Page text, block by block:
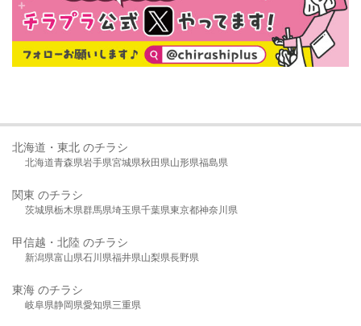
北海道・東北 のチラシ
北海道青森県岩手県宮城県秋田県山形県福島県
関東 のチラシ
茨城県栃木県群馬県埼玉県千葉県東京都神奈川県
甲信越・北陸 のチラシ
新潟県富山県石川県福井県山梨県長野県
東海 のチラシ
岐阜県静岡県愛知県三重県